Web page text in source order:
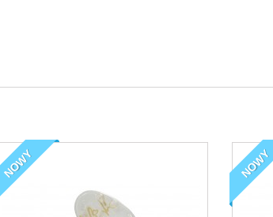
NOWY NOWY